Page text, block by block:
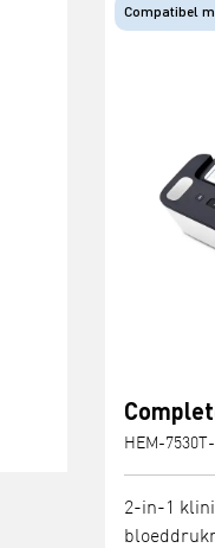
HEM-
2-in-1
Compatibel